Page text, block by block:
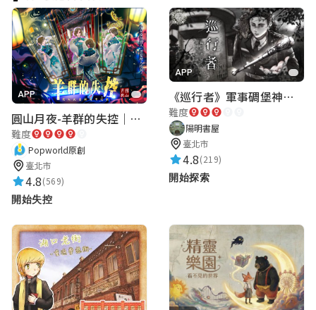
APP
圓山月夜-羊群的失控｜圓山飯店 ARG實境解謎遊戲
難度
Popworld原創
臺北市
4.8(569)
開始失控
APP
《巡行者》軍事碉堡神秘探索｜陽明書屋實境遊戲
難度
陽明書屋
臺北市
4.8(219)
開始探索